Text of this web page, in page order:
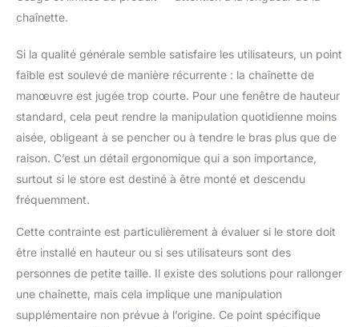
chaînette.
Si la qualité générale semble satisfaire les utilisateurs, un point
faible est soulevé de manière récurrente : la chaînette de
manœuvre est jugée trop courte. Pour une fenêtre de hauteur
standard, cela peut rendre la manipulation quotidienne moins
aisée, obligeant à se pencher ou à tendre le bras plus que de
raison. C’est un détail ergonomique qui a son importance,
surtout si le store est destiné à être monté et descendu
fréquemment.
Cette contrainte est particulièrement à évaluer si le store doit
être installé en hauteur ou si ses utilisateurs sont des
personnes de petite taille. Il existe des solutions pour rallonger
une chaînette, mais cela implique une manipulation
supplémentaire non prévue à l’origine. Ce point spécifique